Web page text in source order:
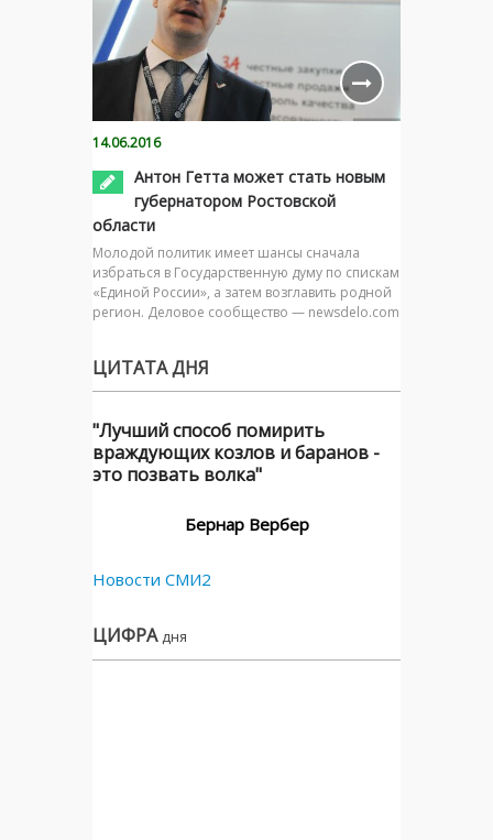
14.06.2016
Антон Гетта может стать новым
губернатором Ростовской
области
Молодой политик имеет шансы сначала
избраться в Государственную думу по спискам
«Единой России», а затем возглавить родной
регион. Деловое сообщество — newsdelo.com
ЦИТАТА ДНЯ
"Лучший способ помирить
враждующих козлов и баранов -
это позвать волка"
Бернар Вербер
Новости СМИ2
ЦИФРА дня